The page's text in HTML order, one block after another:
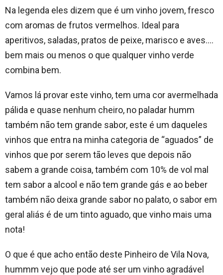
Na legenda eles dizem que é um vinho jovem, fresco
com aromas de frutos vermelhos. Ideal para
aperitivos, saladas, pratos de peixe, marisco e aves….
bem mais ou menos o que qualquer vinho verde
combina bem.
Vamos lá provar este vinho, tem uma cor avermelhada
pálida e quase nenhum cheiro, no paladar humm
também não tem grande sabor, este é um daqueles
vinhos que entra na minha categoria de “aguados” de
vinhos que por serem tão leves que depois não
sabem a grande coisa, também com 10% de vol mal
tem sabor a alcool e não tem grande gás e ao beber
também não deixa grande sabor no palato, o sabor em
geral aliás é de um tinto aguado, que vinho mais uma
nota!
O que é que acho então deste Pinheiro de Vila Nova,
hummm vejo que pode até ser um vinho agradável